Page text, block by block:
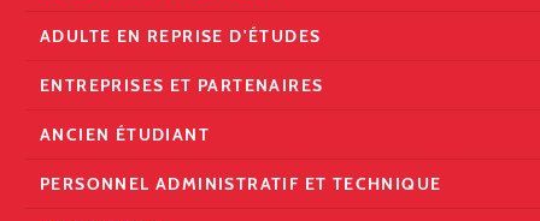
ADULTE EN REPRISE D'ÉTUDES
ENTREPRISES ET PARTENAIRES
ANCIEN ÉTUDIANT
PERSONNEL ADMINISTRATIF ET TECHNIQUE